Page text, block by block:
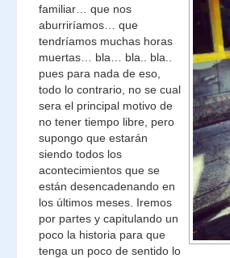
familiar… que nos
aburriríamos… que
tendríamos muchas horas
muertas… bla… bla.. bla..
pues para nada de eso,
todo lo contrario, no se cual
sera el principal motivo de
no tener tiempo libre, pero
supongo que estarán
siendo todos los
acontecimientos que se
están desencadenando en
los últimos meses. Iremos
por partes y capitulando un
poco la historia para que
tenga un poco de sentido lo